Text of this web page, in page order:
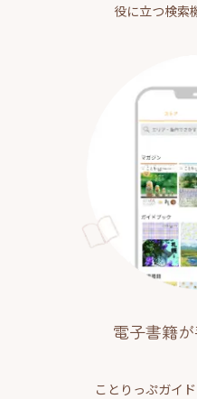
役に立つ検索
電子書籍
ことりっぷガイ